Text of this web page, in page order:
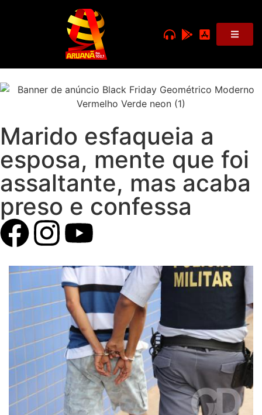
Marido esfaqueia a
esposa, mente que foi
assaltante, mas acaba
preso e confessa